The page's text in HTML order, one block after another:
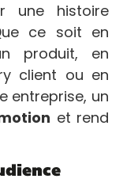
une histoire
ce soit en
produit, en
client ou en
entreprise, un
et rend